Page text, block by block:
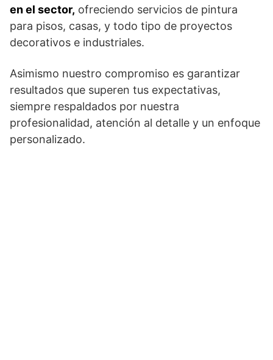
en el sector, ofreciendo servicios de pintura
para pisos, casas, y todo tipo de proyectos
decorativos e industriales.
Asimismo nuestro compromiso es garantizar
resultados que superen tus expectativas,
siempre respaldados por nuestra
profesionalidad, atención al detalle y un enfoque
personalizado.